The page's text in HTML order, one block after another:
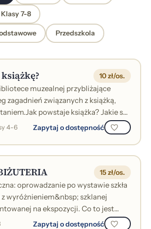
Klasy 7-8
Przedszkola
10 zł/os.
muzealnej przybliżające
zagadnień związanych z książką,
powstaje książka? Jakie są
etapy, jak nazy...
4-6 Zapytaj o dostępność
15 zł/os.
oprowadzanie po wystawie szkła
wyróżnieniem&nbsp; szklanej
na ekspozycji. Co to jest
ma znaczenie?Część...
Zapytaj o dostępność